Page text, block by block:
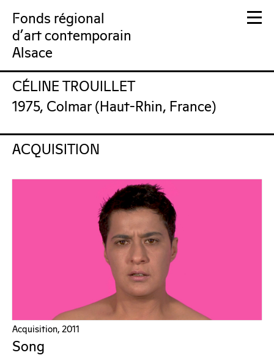
Fonds régional
d'art contemporain
Alsace
FRAC Alsace
CÉLINE TROUILLET
1975, Colmar (Haut-Rhin, France)
ACQUISITION
Acquisition, 2011
Song